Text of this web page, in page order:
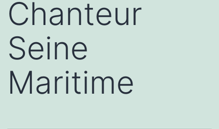
Chanteur
Seine
Maritime